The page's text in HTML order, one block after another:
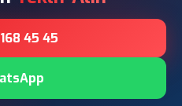
45 45